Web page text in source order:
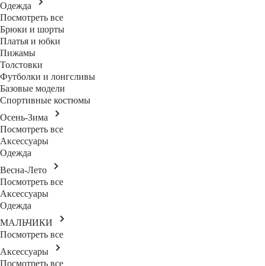
Одежда
Посмотреть все
Брюки и шорты
Платья и юбки
Пижамы
Толстовки
Футболки и лонгсливы
Базовые модели
Спортивные костюмы
Осень-Зима
Посмотреть все
Аксессуары
Одежда
Весна-Лето
Посмотреть все
Аксессуары
Одежда
МАЛЬЧИКИ
Посмотреть все
Аксессуары
Посмотреть все